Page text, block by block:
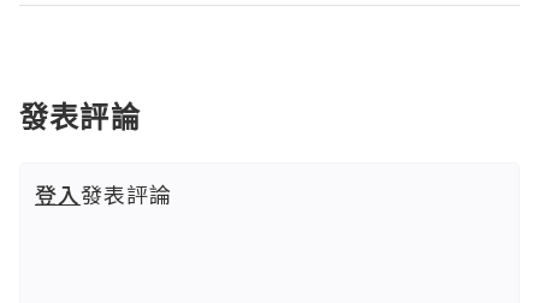
發表評論
登入發表評論